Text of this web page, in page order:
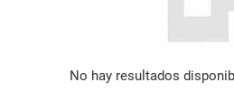
No hay resultados